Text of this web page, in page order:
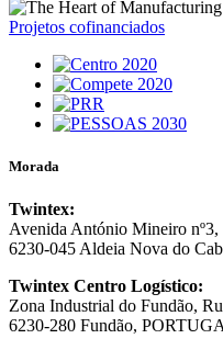
Projetos cofinanciados
Morada
Twintex:
Avenida António Mineiro nº3,
6230-045 Aldeia Nova do
Twintex Centro Logístico:
Zona Industrial do Fundão,
6230-280 Fundão,